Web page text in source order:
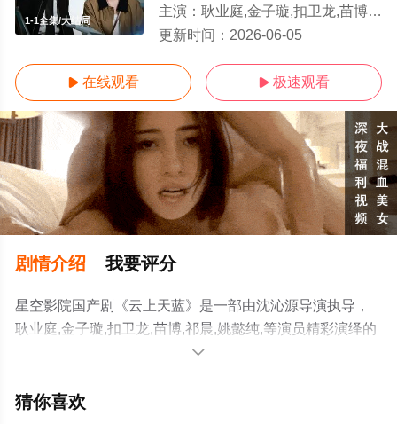
1-1全集/大结局
主演： 耿业庭,金子璇,扣卫龙,苗博,祁晨,姚懿纯,
更新时间： 2026-06-05
 在线观看  极速观看
剧情介绍 我要评分
星空影院国产剧《云上天蓝》是一部由沈沁源导演执导，
耿业庭,金子璇,扣卫龙,苗博,祁晨,姚懿纯,等演员精彩演绎的
中国大陆电视剧，大结局剧情已揭晓（1-1全集），手机免
相关信息可移步至豆瓣电视剧、电视猫或剧情网等平台了

猜你喜欢